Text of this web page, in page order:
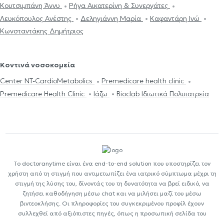
Κουτσιμπάνη Άννυ
Ρήγα Αικατερίνη & Συνεργάτες
Λευκόπουλος Ανέστης
Δεληγιάννη Μαρία
Καφαντάρη Ινώ
Κωνσταντάκης Δημήτριος
Κοντινά νοσοκομεία
Center NT-CardioMetabolics
Premedicare health clinic
Premedicare Health Clinic
Ιάζω Bioclab Ιδιωτικά Πολυιατρεία
Το doctoranytime είναι ένα end-to-end solution που υποστηρίζει τον
χρήστη από τη στιγμή που αντιμετωπίζει ένα ιατρικό σύμπτωμα μέχρι τη
στιγμή της λύσης του, δίνοντάς του τη δυνατότητα να βρεί ειδικό, να
ζητήσει καθοδήγηση μέσω chat και να μιλήσει μαζί του μέσω
βιντεοκλήσης. Οι πληροφορίες του συγκεκριμένου προφίλ έχουν
συλλεχθεί από αξιόπιστες πηγές, όπως η προσωπική σελίδα του